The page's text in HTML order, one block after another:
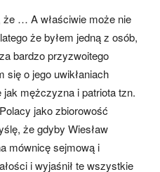
że … A właściwie może nie
że byłem jedną z osób,
bardzo przyzwoitego
się o jego uwikłaniach
mężczyzna i patriota tzn.
jako zbiorowość
że gdyby Wiesław
mównicę sejmową i
i wyjaśnił te wszystkie